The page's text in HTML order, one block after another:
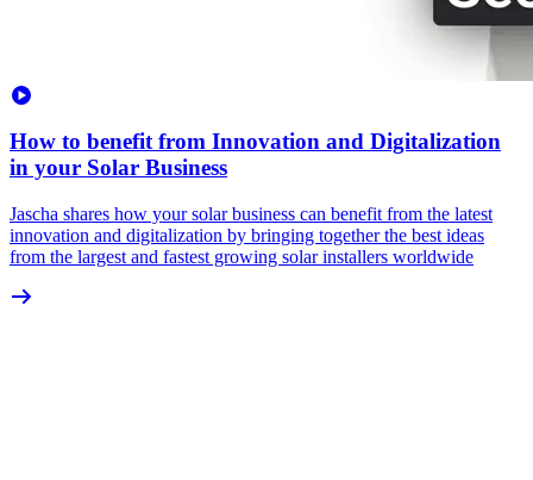
How to benefit from Innovation and Digitalization
in your Solar Business
Jascha shares how your solar business can benefit from the latest
innovation and digitalization by bringing together the best ideas
from the largest and fastest growing solar installers worldwide